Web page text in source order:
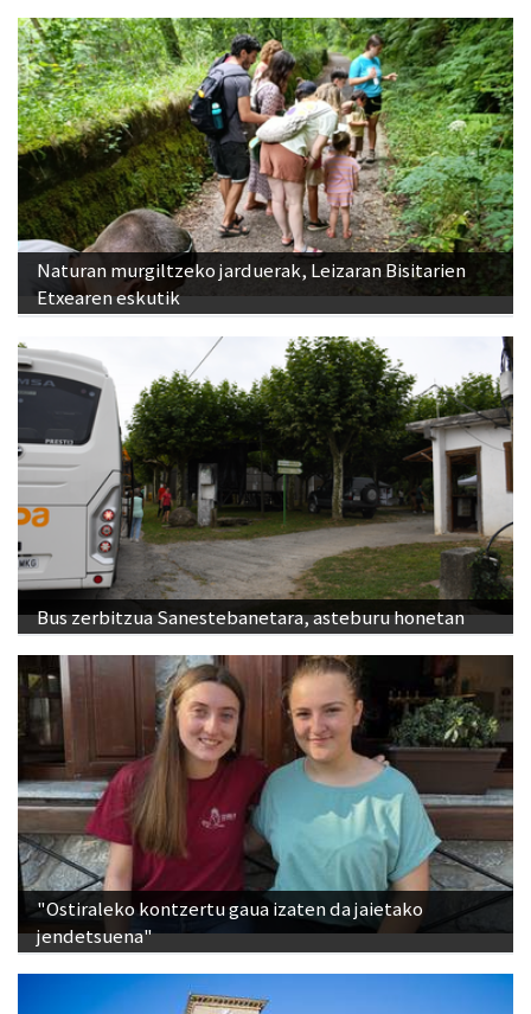
Naturan murgiltzeko jarduerak, Leizaran Bisitarien
Etxearen eskutik
Bus zerbitzua Sanestebanetara, asteburu honetan
"Ostiraleko kontzertu gaua izaten da jaietako
jendetsuena"